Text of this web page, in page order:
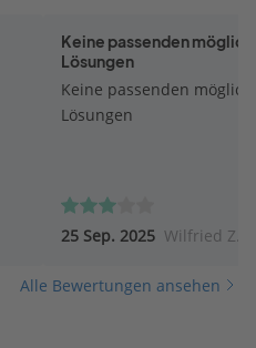
Keine passenden
Lösungen
Keine passenden
Lösungen
25 Sep. 2025 Wilfried Z.
Alle Bewertungen ansehen